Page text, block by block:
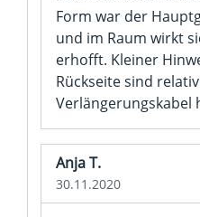
Form war der
und im Raum wirkt
erhofft. Kleiner
Rückseite sind
Verlängerungskabel
Anja T.
30.11.2020